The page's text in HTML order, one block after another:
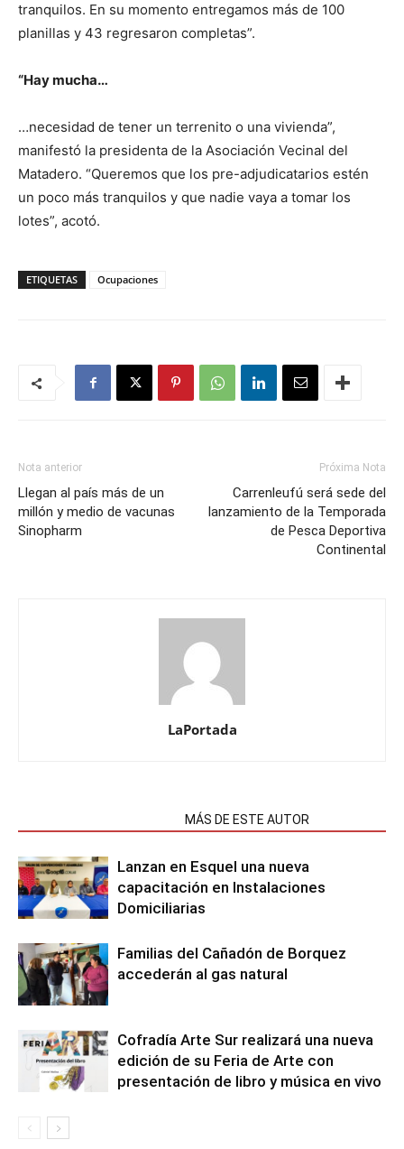
tranquilos. En su momento entregamos más de 100
planillas y 43 regresaron completas”.
“Hay mucha…
…necesidad de tener un terrenito o una vivienda”,
manifestó la presidenta de la Asociación Vecinal del
Matadero. “Queremos que los pre-adjudicatarios estén
un poco más tranquilos y que nadie vaya a tomar los
lotes”, acotó.
ETIQUETAS Ocupaciones
Nota anterior
Llegan al país más de un
millón y medio de vacunas
Sinopharm
Próxima Nota
Carrenleufú será sede del
lanzamiento de la Temporada
de Pesca Deportiva
Continental
LaPortada
MÁS DE ESTE AUTOR
Lanzan en Esquel una nueva
capacitación en Instalaciones
Domiciliarias
Familias del Cañadón de Borquez
accederán al gas natural
Cofradía Arte Sur realizará una nueva
edición de su Feria de Arte con
presentación de libro y música en vivo